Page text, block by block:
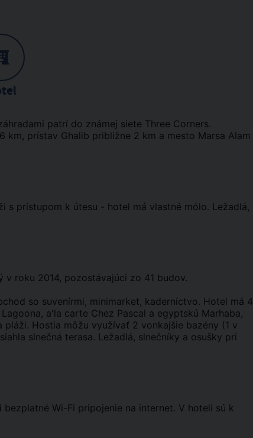
patrí do známej siete Three Corners.
km, prístav Ghalib približne 2 km a mesto Marsa Alam
s prístupom k útesu - hotel má vlastné mólo. Ležadlá,
roku 2014, pozostávajúci zo 41 budov.
so suvenírmi, minimarket, kaderníctvo. Hotel má 4
a'la carte Chez Pascal a egyptskú Marhaba,
Hostia môžu využívať 2 vonkajšie bazény (1 v
slnečná terasa. Ležadlá, slnečníky a osušky pri
Wi-Fi pripojenie na internet. V hoteli sú k